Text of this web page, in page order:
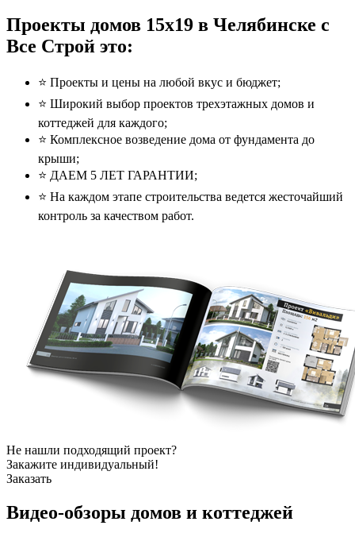
Проекты домов 15x19 в Челябинске с
Все Строй это:
⭐️ Проекты и цены на любой вкус и бюджет;
⭐️ Широкий выбор проектов трехэтажных домов и
коттеджей для каждого;
⭐️ Комплексное возведение дома от фундамента до
крыши;
⭐️ ДАЕМ 5 ЛЕТ ГАРАНТИИ;
⭐️ На каждом этапе строительства ведется жесточайший
контроль за качеством работ.
Не нашли подходящий проект?
Закажите индивидуальный!
Заказать
Видео-обзоры домов и коттеджей